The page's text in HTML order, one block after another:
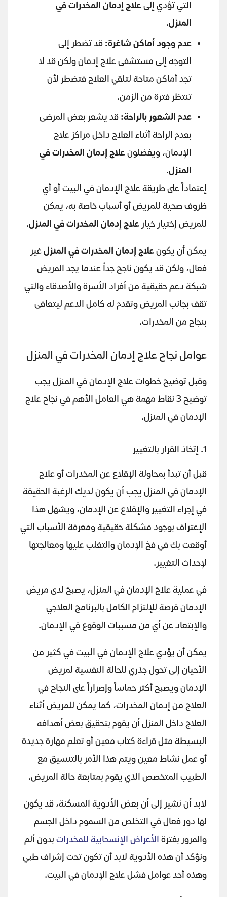
التي تؤدي إلىعلاج إدمان المخدرات في
المنزل.
عدم وجود أماكن شاغرة: قد تضطر إلى
التوجه إلى مستشفى علاج إدمان ولكن قد لا
تجد أماكن متاحة لتلقي العلاج فتضطر لأن
تنتظر فترة من الزمن.
عدم الشعور بالراحة: قد يشعر بعض المرضى
بعدم الراحة أثناء العلاج داخل مراكز علاج
الإدمان، ويفضلونعلاج إدمان المخدرات في
المنزل.
إعتماداً على طريقة علاج الإدمان في البيت أو أي
ظروف صحية للمريض أو أسباب خاصة به، يمكن
للمريض إختيار خيار علاج إدمان المخدرات في المنزل.
يمكن أن يكونعلاج إدمان المخدرات في المنزلغير
فعال، ولكن قد يكون ناجح جداً عندما يجد المريض
شبكة دعم حقيقية من أفراد الأسرة والأصدقاء والتي
تقف بجانب المريض وتقدم له كامل الدعم ليتعافى
بنجاح من المخدرات.
عوامل نجاح علاج إدمان المخدرات في المنزل
وقبل توضيح خطوات علاج الإدمان في المنزل يجب
توضيح 3 نقاط مهمة هي العامل الأهم في نجاح علاج
الإدمان في المنزل.
1. إتخاذ القرار بالتغيير
قبل أن تبدأ بمحاولة الإقلاع عن المخدرات أو علاج
الإدمان في المنزل يجب أن يكون لديك الرغبة الحقيقة
في إجراء التغيير والإقلاع عن الإدمان، ويشهل هذا
الإعتراف بوجود مشكلة حقيقية ومعرفة الأسباب التي
أوقعت بك في فخ الإدمان والتغلب عليها ومعالجتها
لإحداث التغيير.
في عملية علاج الإدمان في المنزل، يصبح لدى مريض
الإدمان فرصة للإلتزام الكامل بالبرنامج العلاجي
والإبتعاد عن أي من مسببات الوقوع في الإدمان.
يمكن أن يؤدي علاج الإدمان في البيت في كثير من
الأحيان إلى تحول جذري للحالة النفسية لمريض
الإدمان ويصبح أكثر حماساً وإصراراً على النجاح في
العلاج من إدمان المخدرات، كما يمكن للمريض أثناء
العلاج داخل المنزل أن يقوم بتحقيق بعض أهدافه
البسيطة مثل قراءة كتاب معين أو تعلم مهارة جديدة
أو عمل نشاط معين ويتم هذا الأمر بالتنسيق مع
الطبيب المتخصص الذي يقوم بمتابعة حالة المريض.
لابد أن نشير إلى أن بعض الأدوية المسكنة، قد يكون
لها دور فعال في التخلص من السموم داخل الجسم
والمرور بفترة الأعراض الإنسحابية للمخدرات بدون ألم
ونؤكد أن هذه الأدوية لابد أن تكون تحت إشراف طبي
وهذه أحد عوامل فشل علاج الإدمان في البيت.